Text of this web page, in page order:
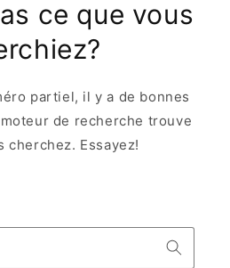
ce que vous
partiel, il y a de bonnes
de recherche trouve
cherchez. Essayez!